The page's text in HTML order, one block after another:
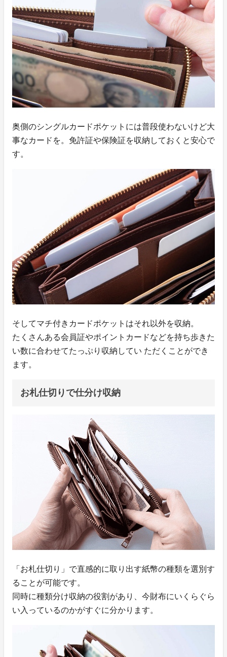
奥側のシングルカードポケットには普段使わないけど大
事なカードを。免許証や保険証を収納しておくと安心で
す。
そしてマチ付きカードポケットはそれ以外を収納。
たくさんある会員証やポイントカードなどを持ち歩きた
い数に合わせてたっぷり収納してい ただくことができ
ます。
お札仕切りで仕分け収納
「お札仕切り」で直感的に取り出す紙幣の種類を選別す
ることが可能です。
同時に種類分け収納の役割があり、今財布にいくらぐら
い入っているのかがすぐに分かります。